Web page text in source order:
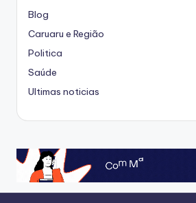
Blog
Caruaru e Região
Politica
Saúde
Ultimas noticias